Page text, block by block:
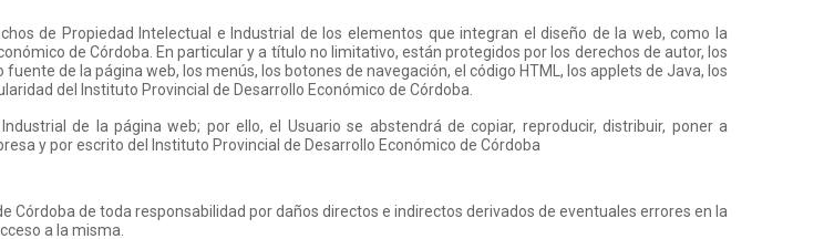
de Propiedad Intelectual e Industrial de los elementos que integran el diseño de la web, como la
de Córdoba. En particular y a título no limitativo, están protegidos por los derechos de autor, los
de la página web, los menús, los botones de navegación, el código HTML, los applets de Java, los
del Instituto Provincial de Desarrollo Económico de Córdoba.
de la página web; por ello, el Usuario se abstendrá de copiar, reproducir, distribuir, poner a
y por escrito del Instituto Provincial de Desarrollo Económico de Córdoba
Córdoba de toda responsabilidad por daños directos e indirectos derivados de eventuales errores en la
a la misma.